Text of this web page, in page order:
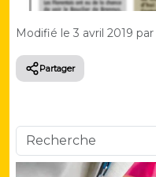
Modifié le 3 avril 2019 par
Partager